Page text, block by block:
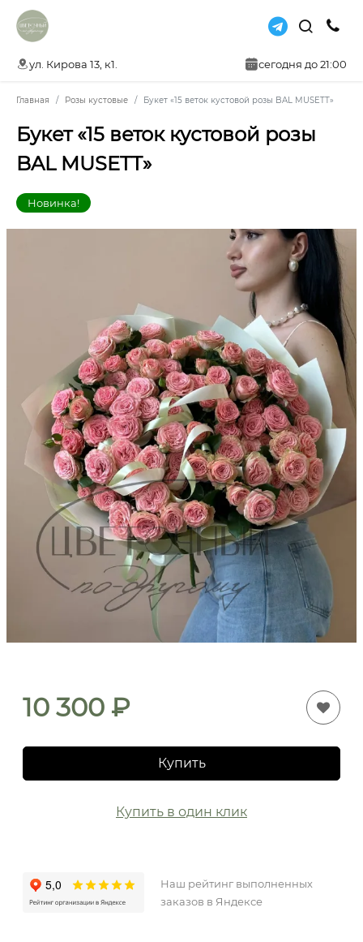
ул. Кирова 13, к1. сегодня до 21:00
Главная Розы кустовые Букет «15 веток кустовой розы BAL MUSETT»
Букет «15 веток кустовой розы
BAL MUSETT»
Новинка!
10 300 ₽
Купить
Купить в один клик
Наш рейтинг выполненных
заказов в Яндексе